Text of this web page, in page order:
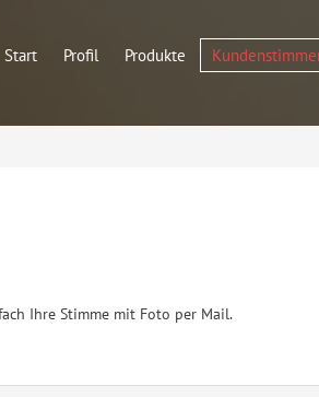
Start Profil Produkte
Ihre Stimme mit Foto per Mail.